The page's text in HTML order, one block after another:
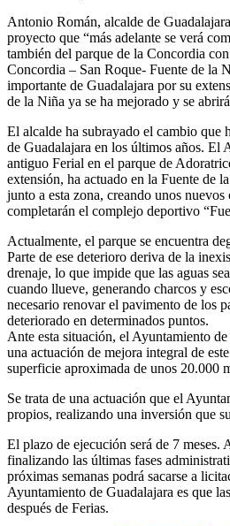
Antonio Román, alcalde de
proyecto que “más adelante se verá
también del parque de la Concordia
Concordia – San Roque- Fuente de la
importante de Guadalajara por su
de la Niña ya se ha mejorado y se
El alcalde ha subrayado el cambio que
de Guadalajara en los últimos años. El
antiguo Ferial en el parque de
extensión, ha actuado en la Fuente de
junto a esta zona, creando unos
completarán el complejo deportivo
Actualmente, el parque se encuentra
Parte de ese deterioro deriva de la
drenaje, lo que impide que las aguas
cuando llueve, generando charcos y
necesario renovar el pavimento de los
deteriorado en determinados puntos.
Ante esta situación, el Ayuntamiento
una actuación de mejora integral de
superficie aproximada de unos 20.000
Se trata de una actuación que el
propios, realizando una inversión que
El plazo de ejecución será de 7 meses.
finalizando las últimas fases
próximas semanas podrá sacarse a
Ayuntamiento de Guadalajara es que
después de Ferias.